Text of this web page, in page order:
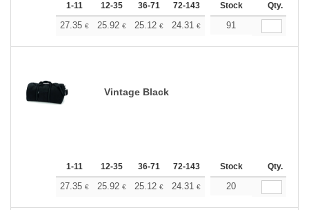
1-11 12-35 36-71 72-143 144-287 288 +
Stock Qty.
27.35 € 25.92 € 25.12 € 24.31 € 23.09€
91
Vintage Black
1-11 12-35 36-71 72-143 144-287 288 +
Stock Qty.
27.35 € 25.92 € 25.12 € 24.31 € 23.09€
20